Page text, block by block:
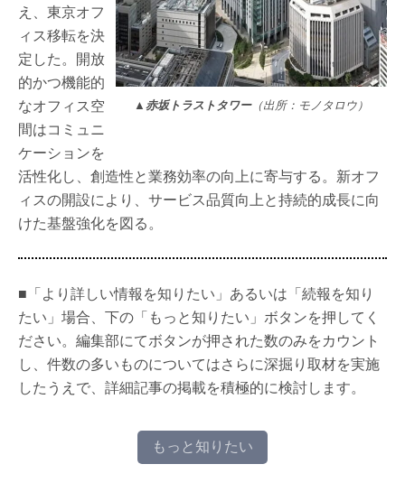
▲赤坂トラストタワー（出所：モノタロウ）
え、東京オフ
ィス移転を決
定した。開放
的かつ機能的
なオフィス空
間はコミュニ
ケーションを
活性化し、創造性と業務効率の向上に寄与する。新オフ
ィスの開設により、サービス品質向上と持続的成長に向
けた基盤強化を図る。
■「より詳しい情報を知りたい」あるいは「続報を知り
たい」場合、下の「もっと知りたい」ボタンを押してく
ださい。編集部にてボタンが押された数のみをカウント
し、件数の多いものについてはさらに深掘り取材を実施
したうえで、詳細記事の掲載を積極的に検討します。
もっと知りたい